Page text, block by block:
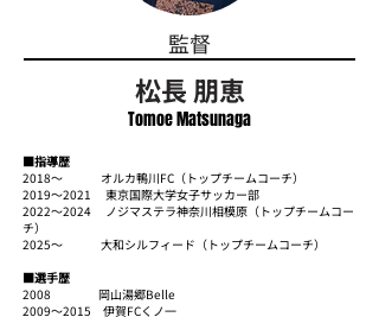
監督
​松長 朋恵
Tomoe Matsunaga
■指導歴
2018〜 オルカ鴨川FC（トップチームコーチ）
2019〜2021 東京国際大学女子サッカー部
2022〜2024 ノジマステラ神奈川相模原（トップチームコー
チ）
2025〜 大和シルフィード（トップチームコーチ）
■選手歴
2008 岡山湯郷Belle
2009～2015 伊賀FCくノ一